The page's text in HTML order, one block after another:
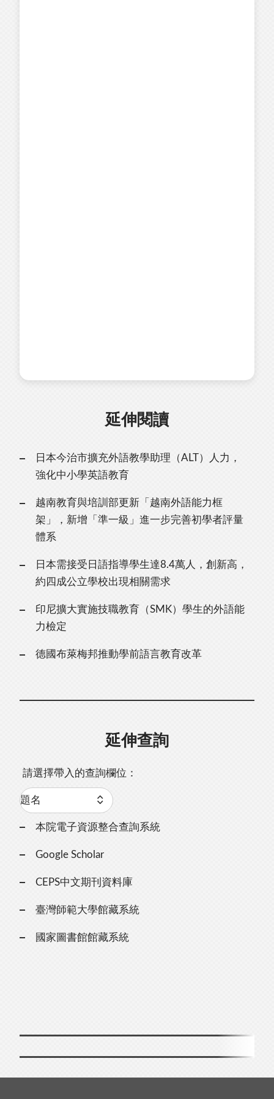
延伸閱讀
日本今治市擴充外語教學助理（ALT）人力，
強化中小學英語教育
越南教育與培訓部更新「越南外語能力框
架」，新增「準一級」進一步完善初學者評量
體系
日本需接受日語指導學生達8.4萬人，創新高，
約四成公立學校出現相關需求
印尼擴大實施技職教育（SMK）學生的外語能
力檢定
德國布萊梅邦推動學前語言教育改革
延伸查詢
請選擇帶入的查詢欄位：
本院電子資源整合查詢系統
Google Scholar
CEPS中文期刊資料庫
臺灣師範大學館藏系統
國家圖書館館藏系統